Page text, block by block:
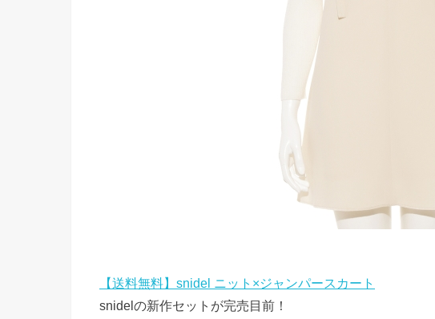
【送料無料】snidel ニット×ジャンパースカート
snidelの新作セットが完売目前！